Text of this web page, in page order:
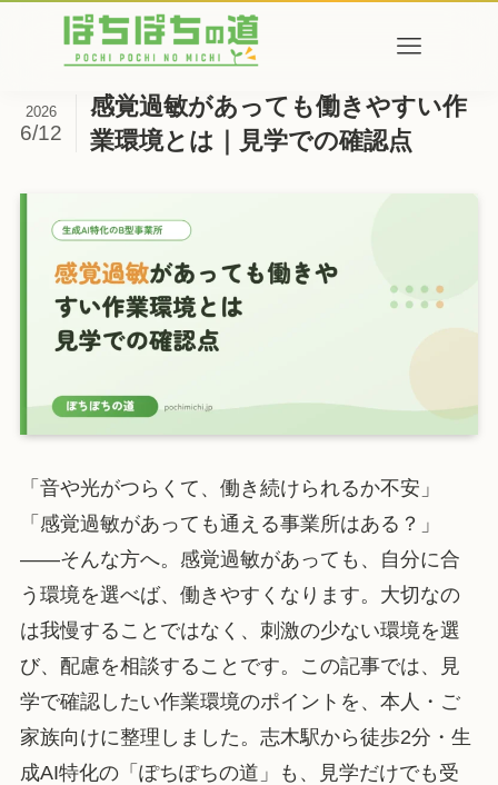
感覚過敏があっても働きやすい作
業環境とは｜見学での確認点
2026
6/12
「音や光がつらくて、働き続けられるか不安」
「感覚過敏があっても通える事業所はある？」
——そんな方へ。感覚過敏があっても、自分に合
う環境を選べば、働きやすくなります。大切なの
は我慢することではなく、刺激の少ない環境を選
び、配慮を相談することです。この記事では、見
学で確認したい作業環境のポイントを、本人・ご
家族向けに整理しました。志木駅から徒歩2分・生
成AI特化の「ぽちぽちの道」も、見学だけでも受